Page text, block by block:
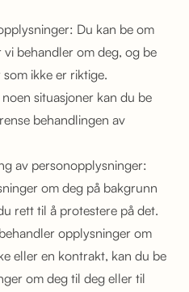
Du kan be om
behandler om deg, og be
ikke er riktige.
situasjoner kan du be
behandlingen av
av personopplysninger:
om deg på bakgrunn
rett til å protestere på det.
opplysninger om
eller en kontrakt, kan du be
om deg til deg eller til